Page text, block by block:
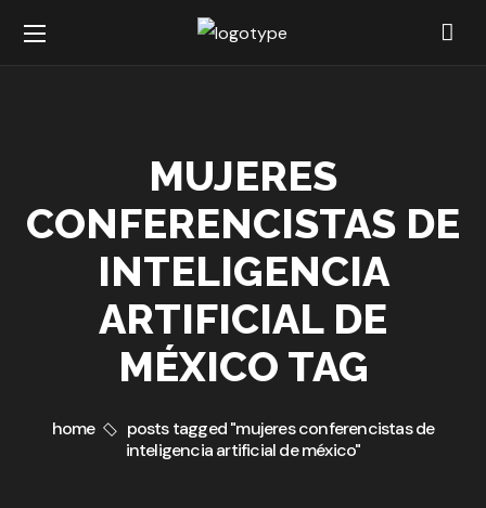
MUJERES
CONFERENCISTAS DE
INTELIGENCIA
ARTIFICIAL DE
MÉXICO TAG
home
posts tagged "mujeres conferencistas de
inteligencia artificial de méxico"